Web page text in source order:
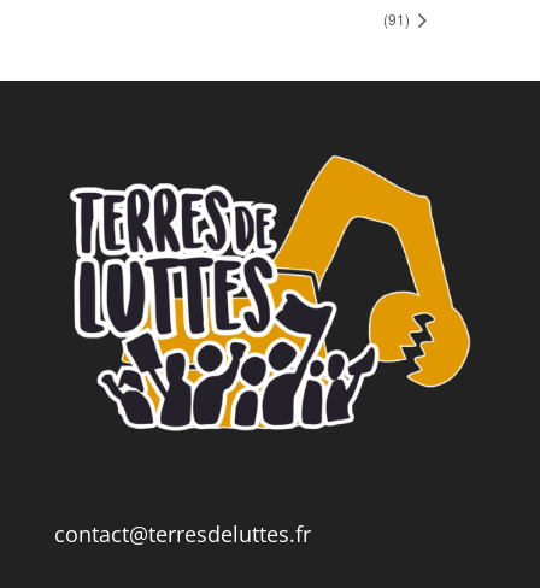
(91)
contact@terresdeluttes.fr